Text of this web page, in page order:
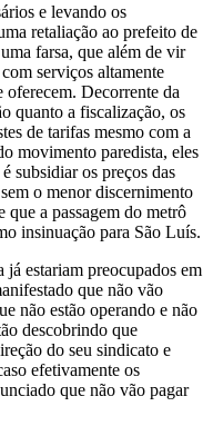
e levando os
retaliação ao prefeito de
farsa, que além de vir
serviços altamente
oferecem. Decorrente da
quanto a fiscalização, os
de tarifas mesmo com a
movimento paredista, eles
subsidiar os preços das
o menor discernimento
a passagem do metrô
insinuação para São Luís.
estariam preocupados em
que não vão
não estão operando e não
descobrindo que
do seu sindicato e
efetivamente os
que não vão pagar